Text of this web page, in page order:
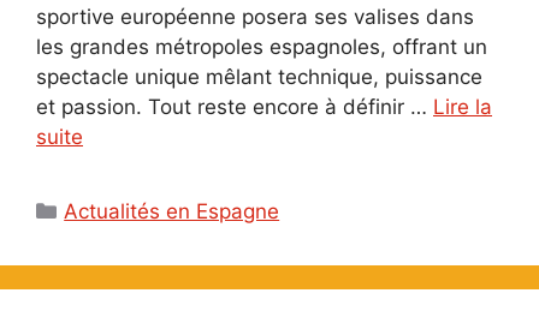
sportive européenne posera ses valises dans
les grandes métropoles espagnoles, offrant un
spectacle unique mêlant technique, puissance
et passion. Tout reste encore à définir … Lire la
suite
Catégories
Actualités en Espagne